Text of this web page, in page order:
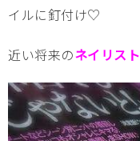
イルに釘付け♡
近い将来のネイリスト